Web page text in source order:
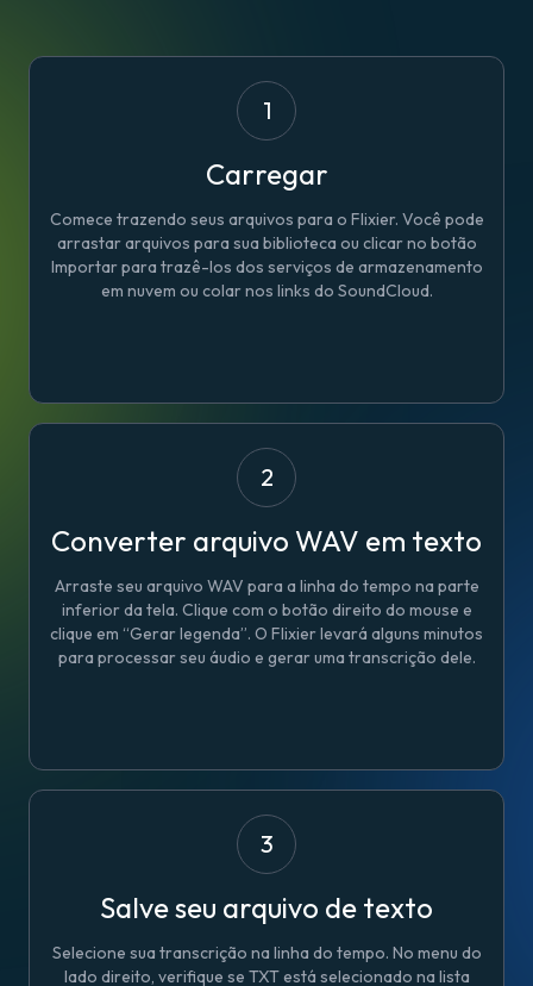
1
Carregar
Comece trazendo seus arquivos para o Flixier. Você pode
arrastar arquivos para sua biblioteca ou clicar no botão
Importar para trazê-los dos serviços de armazenamento
em nuvem ou colar nos links do SoundCloud.
2
Converter arquivo WAV em texto
Arraste seu arquivo WAV para a linha do tempo na parte
inferior da tela. Clique com o botão direito do mouse e
clique em “Gerar legenda”. O Flixier levará alguns minutos
para processar seu áudio e gerar uma transcrição dele.
3
Salve seu arquivo de texto
Selecione sua transcrição na linha do tempo. No menu do
lado direito, verifique se TXT está selecionado na lista